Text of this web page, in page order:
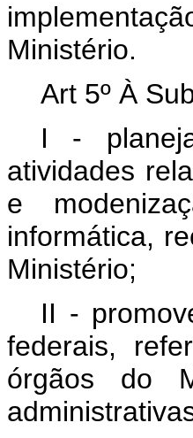
Ministério.
Art 5º À
I -
atividades
e
informática,
Ministério;
II -
federais,
órgãos do